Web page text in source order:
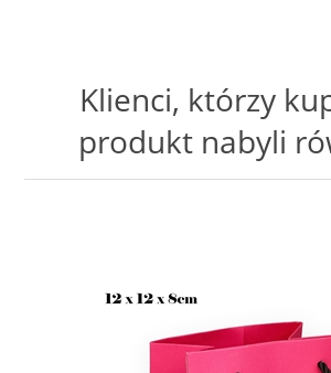
Klienci, którzy
produkt nabyli